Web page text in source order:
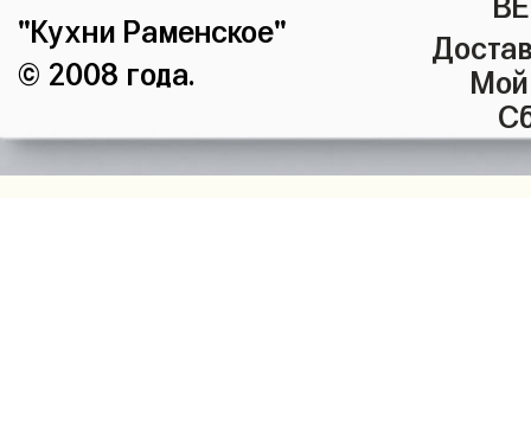
"Кухни Раменское"
© 2008 года.